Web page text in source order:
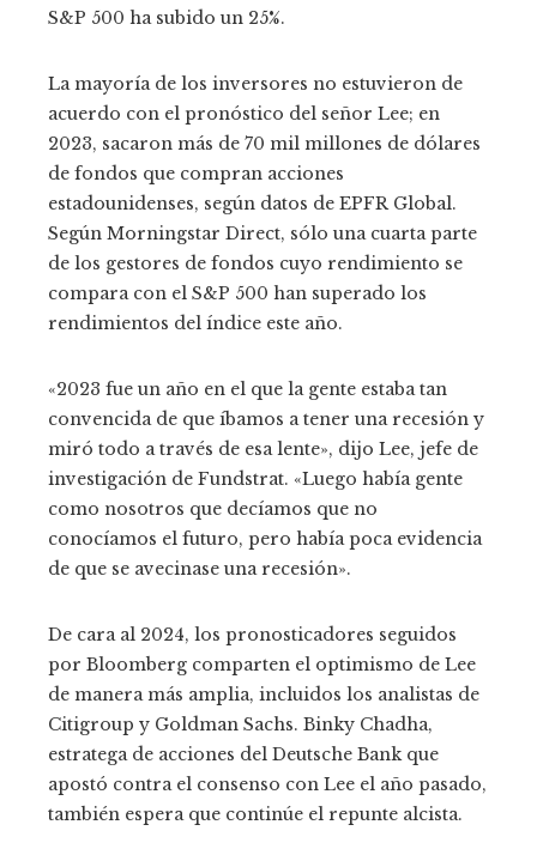
S&P 500 ha subido un 25%.
La mayoría de los inversores no estuvieron de
acuerdo con el pronóstico del señor Lee; en
2023, sacaron más de 70 mil millones de dólares
de fondos que compran acciones
estadounidenses, según datos de EPFR Global.
Según Morningstar Direct, sólo una cuarta parte
de los gestores de fondos cuyo rendimiento se
compara con el S&P 500 han superado los
rendimientos del índice este año.
«2023 fue un año en el que la gente estaba tan
convencida de que íbamos a tener una recesión y
miró todo a través de esa lente», dijo Lee, jefe de
investigación de Fundstrat. «Luego había gente
como nosotros que decíamos que no
conocíamos el futuro, pero había poca evidencia
de que se avecinase una recesión».
De cara al 2024, los pronosticadores seguidos
por Bloomberg comparten el optimismo de Lee
de manera más amplia, incluidos los analistas de
Citigroup y Goldman Sachs. Binky Chadha,
estratega de acciones del Deutsche Bank que
apostó contra el consenso con Lee el año pasado,
también espera que continúe el repunte alcista.